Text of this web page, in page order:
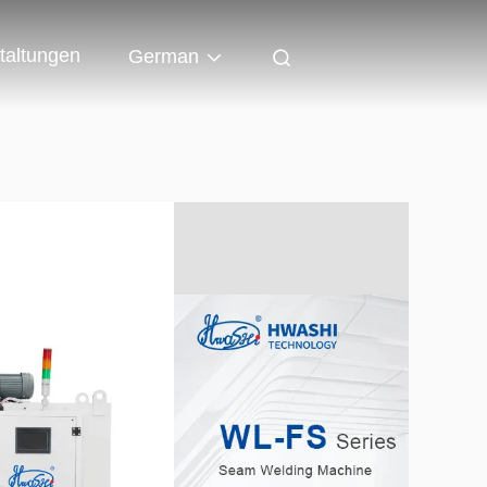
German